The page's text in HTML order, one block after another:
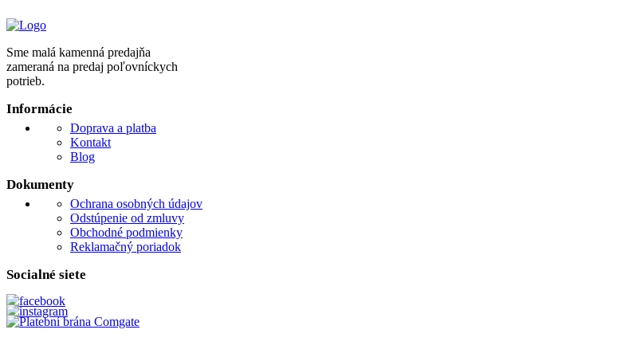
Sme malá kamenná predajňa
zameraná na predaj poľovníckych
potrieb.
Informácie
Doprava a platba
Kontakt
Blog
Dokumenty
Ochrana osobných údajov
Odstúpenie od zmluvy
Obchodné podmienky
Reklamačný poriadok
Socialné siete